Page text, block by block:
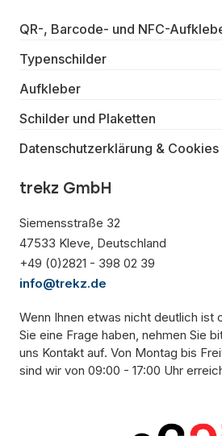
QR-, Barcode- und NFC-
Typenschilder
Aufkleber
Schilder und Plaketten
Datenschutzerklärung & Cookies
trekz GmbH
Siemensstraße 32
47533 Kleve, Deutschland
+49 (0)2821 - 398 02 39
info@trekz.de
Wenn Ihnen etwas nicht deutlich ist
Sie eine Frage haben, nehmen Sie
uns Kontakt auf. Von Montag bis
sind wir von 09:00 - 17:00 Uhr